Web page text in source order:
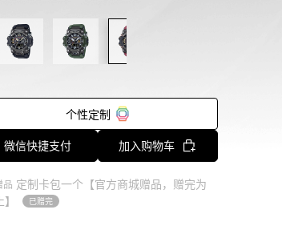
个性定制
微信快捷支付
加入购物车
品 定制卡包一个【官方商城赠品，赠完为
】
已赠完